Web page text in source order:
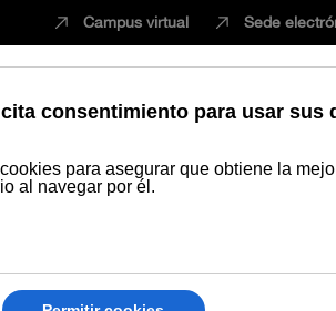
Campus virtual Sede
EstudiarInnovaciónVida
de valorar la convocatoria